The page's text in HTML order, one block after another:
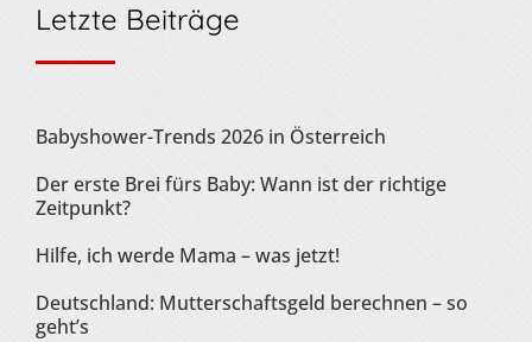
Letzte Beiträge
Babyshower-Trends 2026 in Österreich
Der erste Brei fürs Baby: Wann ist der richtige
Zeitpunkt?
Hilfe, ich werde Mama – was jetzt!
Deutschland: Mutterschaftsgeld berechnen – so
geht’s